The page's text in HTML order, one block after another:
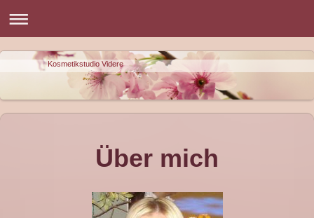
Kosmetikstudio Videre
Über mich